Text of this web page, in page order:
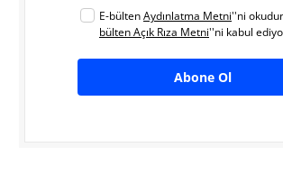
E-bültenAydınlatma Metni''ni
bülten Açık Rıza Metni''ni kabul
Abone Ol